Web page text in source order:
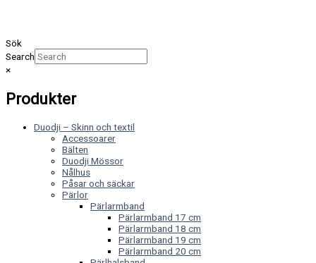
Sök
Search
×
Produkter
Duodji – Skinn och textil
Accessoarer
Bälten
Duodji Mössor
Nålhus
Påsar och säckar
Pärlor
Pärlarmband
Pärlarmband 17 cm
Pärlarmband 18 cm
Pärlarmband 19 cm
Pärlarmband 20 cm